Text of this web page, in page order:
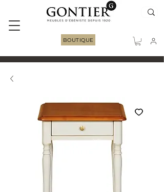
BOUTIQUE